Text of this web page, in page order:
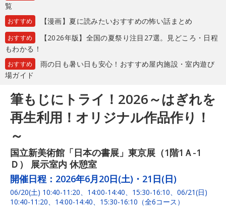
覧
おすすめ 【漫画】夏に読みたいおすすめの怖い話まとめ
おすすめ
【2026年版】全国の夏祭り注目27選。見どころ・日程
もわかる！
おすすめ
雨の日も暑い日も安心！おすすめ屋内施設・室内遊び
場ガイド
筆もじにトライ！2026～はぎれを
再生利用！オリジナル作品作り！
～
国立新美術館「日本の書展」東京展（1階1Ａ-1
Ｄ） 展示室内 休憩室
開催日程： 2026年6月20日(土)・21日(日)
06/20(土) 10:40-11:20、14:00-14:40、15:30-16:10、06/21(日)
10:40-11:20、14:00-14:40、15:30-16:10（全6コース）